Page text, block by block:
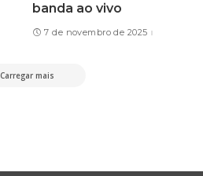
banda ao vivo
7 de novembro de 2025
Carregar mais